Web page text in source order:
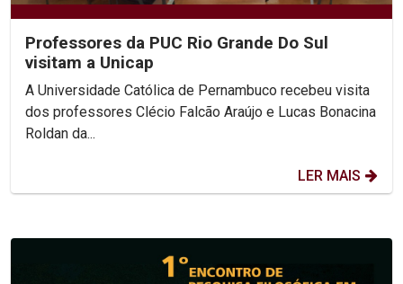
Professores da PUC Rio Grande Do Sul
visitam a Unicap
A Universidade Católica de Pernambuco recebeu visita
dos professores Clécio Falcão Araújo e Lucas Bonacina
Roldan da...
LER MAIS